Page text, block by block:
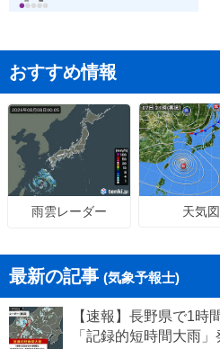
おすすめ情報
雨雲レーダー 天気図
最新の記事 (気象予報士)
【速報】長野県で1
「記録的短時間大雨」